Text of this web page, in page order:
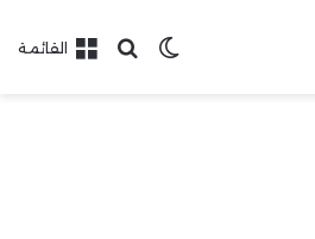
القائمةبحث عن
الوضع المظلم